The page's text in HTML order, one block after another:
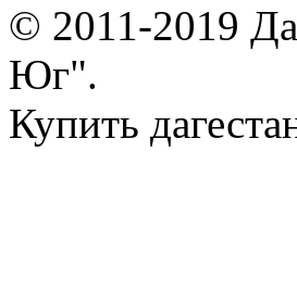
© 2011-2019
Юг".
Купить